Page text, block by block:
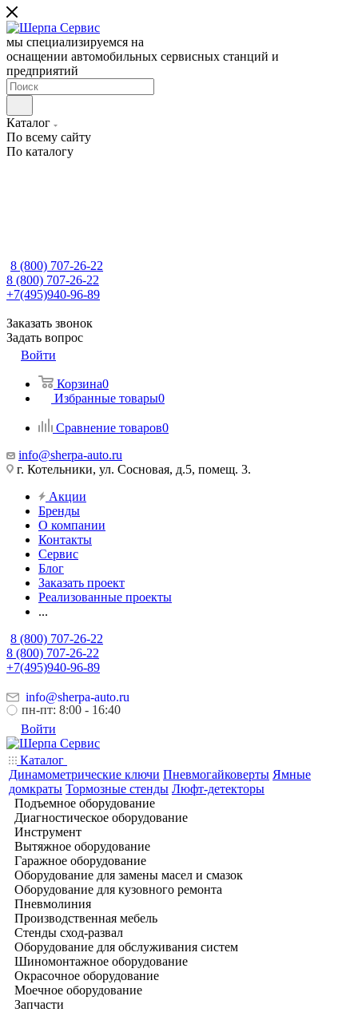
мы специализируемся на
оснащении автомобильных сервисных станций и
предприятий
Каталог
По всему сайту
По каталогу
8 (800) 707-26-22
8 (800) 707-26-22
+7(495)940-96-89
Заказать звонок
Задать вопрос
Войти
Корзина0
Избранные товары0
Сравнение товаров0
info@sherpa-auto.ru
г. Котельники, ул. Сосновая, д.5, помещ. 3.
Акции
Бренды
О компании
Контакты
Сервис
Блог
Заказать проект
Реализованные проекты
...
8 (800) 707-26-22
8 (800) 707-26-22
+7(495)940-96-89
info@sherpa-auto.ru
пн-пт: 8:00 - 16:40
Войти
Каталог
Динамометрические ключи Пневмогайковерты Ямные
домкраты Тормозные стенды Люфт-детекторы
Подъемное оборудование
Диагностическое оборудование
Инструмент
Вытяжное оборудование
Гаражное оборудование
Оборудование для замены масел и смазок
Оборудование для кузовного ремонта
Пневмолиния
Производственная мебель
Стенды сход-развал
Оборудование для обслуживания систем
Шиномонтажное оборудование
Окрасочное оборудование
Моечное оборудование
Запчасти